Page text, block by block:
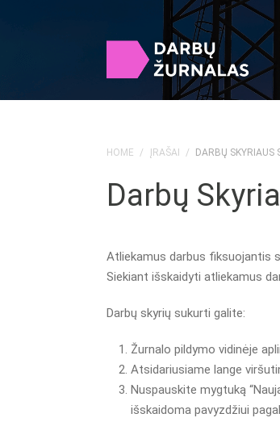
HOME / ĮRAŠAI / DARBŲ SKYRIAUS
Darbų
Atliekamus darbus fiksuojantis
Siekiant išskaidyti atliekamus
Darbų skyrių sukurti galite:
Žurnalo pildymo vidinėje
Atsidariusiame lange
Nuspauskite mygtuką
išskaidoma pavyzdžiui